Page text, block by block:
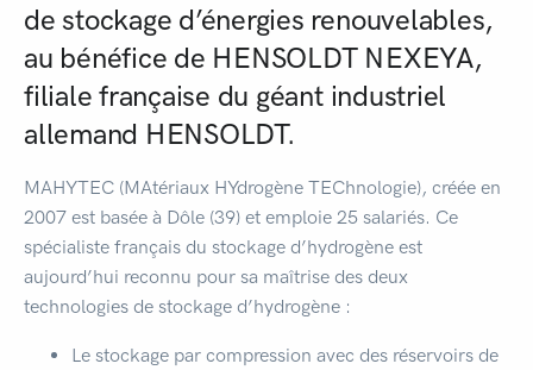
de stockage d’énergies renouvelables,
au bénéfice de HENSOLDT NEXEYA,
filiale française du géant industriel
allemand HENSOLDT.
MAHYTEC (MAtériaux HYdrogène TEChnologie), créée en
2007 est basée à Dôle (39) et emploie 25 salariés. Ce
spécialiste français du stockage d’hydrogène est
aujourd’hui reconnu pour sa maîtrise des deux
technologies de stockage d’hydrogène :
Le stockage par compression avec des réservoirs de